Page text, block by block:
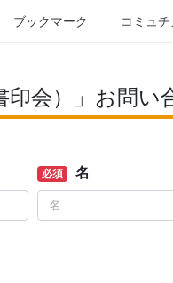
ブックマーク コミュ
会）」お問い
必須 名